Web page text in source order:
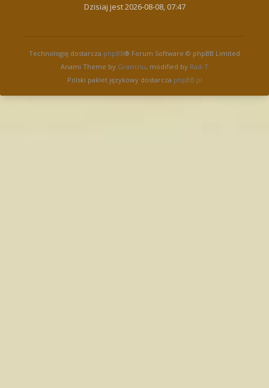
Dzisiaj jest 2026-08-08, 07:47
Technologię dostarcza phpBB® Forum Software © phpBB Limited
Anami Theme by Gramziu, modified by Rad-T
Polski pakiet językowy dostarcza phpBB.pl